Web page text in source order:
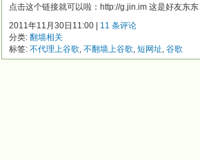
点击这个链接就可以啦：http://g.jin.im 这是好友东
2011年11月30日11:00 | 11 条评论
分类: 翻墙相关
标签: 不代理上谷歌, 不翻墙上谷歌, 短网址, 谷歌